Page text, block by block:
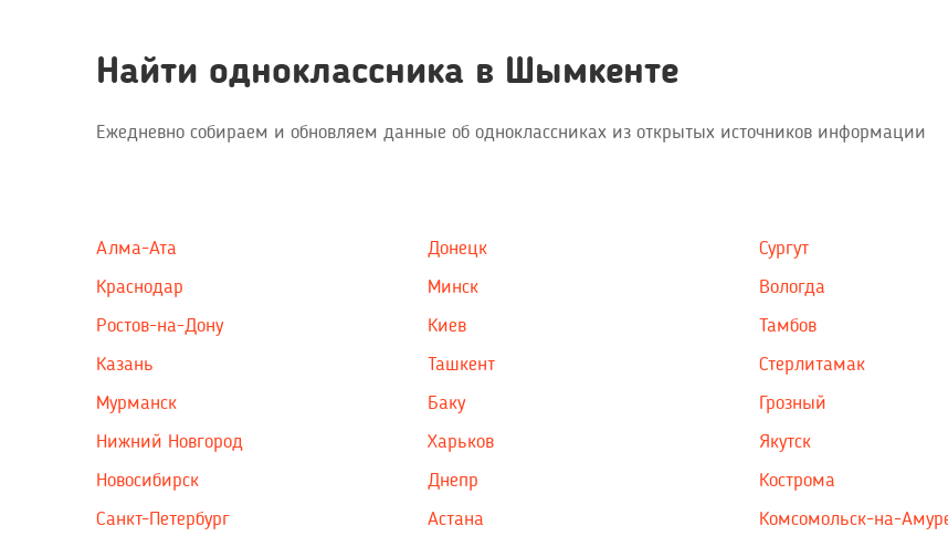
Найти одноклассника в Шымкенте
Ежедневно собираем и обновляем данные об одноклассниках из открытых источников информации
Алма-Ата
Краснодар
Ростов-на-Дону
Казань
Мурманск
Нижний Новгород
Новосибирск
Санкт-Петербург
Донецк
Минск
Киев
Ташкент
Баку
Харьков
Днепр
Астана
Сургут
Вологда
Тамбов
Стерлитамак
Грозный
Якутск
Кострома
Комсомольск-на-